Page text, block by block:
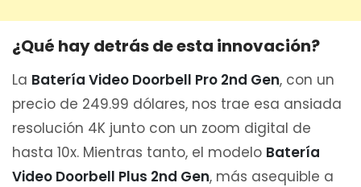
¿Qué hay detrás de esta innovación?
La Batería Video Doorbell Pro 2nd Gen, con un
precio de 249.99 dólares, nos trae esa ansiada
resolución 4K junto con un zoom digital de
hasta 10x. Mientras tanto, el modelo Batería
Video Doorbell Plus 2nd Gen, más asequible a